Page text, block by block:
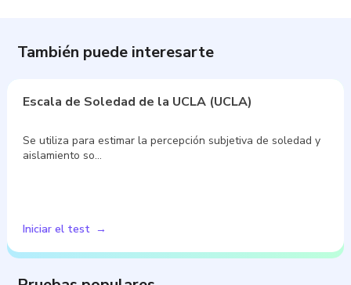
También puede interesarte
Escala de Soledad de la UCLA (UCLA)
Se utiliza para estimar la percepción subjetiva de soledad y
aislamiento so…
Iniciar el test